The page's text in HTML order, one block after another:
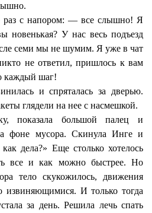
с напором: — все слышно! Я
новенькая? У нас весь подъезд
семи мы не шумим. Я уже в чат
не ответил, пришлось к вам
каждый шаг!
и спряталась за дверью.
глядели на нее с насмешкой.
показала большой палец и
фоне мусора. Скинула Инге и
дела?» Еще столько хотелось
все и как можно быстрее. Но
тело скукожилось, движения
извиняющимися. И только тогда
за день. Решила лечь спать